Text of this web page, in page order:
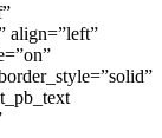
align=”left”